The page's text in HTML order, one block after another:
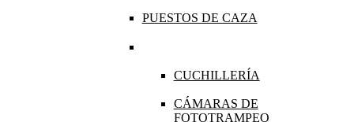
PUESTOS DE CAZA
CUCHILLERÍA
CÁMARAS DE
FOTOTRAMPEO